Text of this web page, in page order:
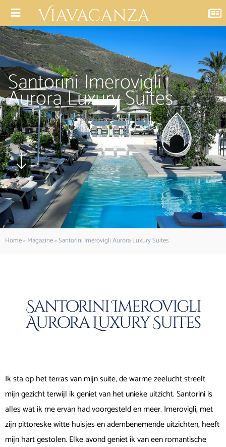
Santorini Imerovigli
Aurora Luxury Suites
Home»Magazine»Santorini Imerovigli Aurora Luxury Suites
Santorini Imerovigli
Aurora Luxury Suites
Ik sta op het terras van mijn suite, de warme zeelucht streelt
mijn gezicht terwijl ik geniet van het unieke uitzicht. Santorini is
alles wat ik me ervan had voorgesteld en meer. Imerovigli, met
zijn pittoreske witte huisjes en adembenemende uitzichten, heeft
mijn hart gestolen. Elke avond geniet ik van een romantische